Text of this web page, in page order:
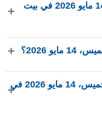
ما هو طور القمر يوم الخميس، 14 مايو 2026 في بيت
في طور هلال ثاني بإضاءة 5.62%، عمره 27.28 يومًا، ويقع في
2026؟
متى يشرق ويغرب القمر يوم الخميس، 14 مايو 2026 في